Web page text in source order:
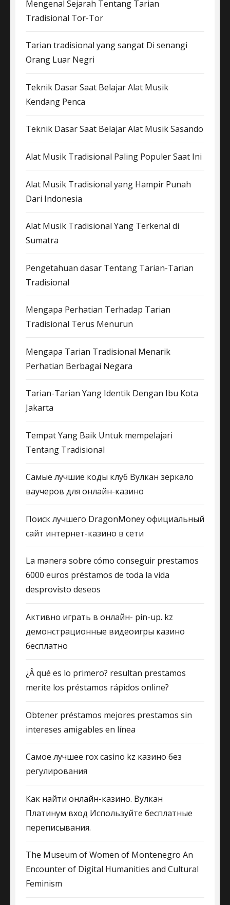
Mengenal Sejarah Tentang Tarian
Tradisional Tor-Tor
Tarian tradisional yang sangat Di senangi
Orang Luar Negri
Teknik Dasar Saat Belajar Alat Musik
Kendang Penca
Teknik Dasar Saat Belajar Alat Musik Sasando
Alat Musik Tradisional Paling Populer Saat Ini
Alat Musik Tradisional yang Hampir Punah
Dari Indonesia
Alat Musik Tradisional Yang Terkenal di
Sumatra
Pengetahuan dasar Tentang Tarian-Tarian
Tradisional
Mengapa Perhatian Terhadap Tarian
Tradisional Terus Menurun
Mengapa Tarian Tradisional Menarik
Perhatian Berbagai Negara
Tarian-Tarian Yang Identik Dengan Ibu Kota
Jakarta
Tempat Yang Baik Untuk mempelajari
Tentang Tradisional
Самые лучшие коды клуб Вулкан зеркало
ваучеров для онлайн-казино
Поиск лучшего DragonMoney официальный
сайт интернет-казино в сети
La manera sobre cómo conseguir prestamos
6000 euros préstamos de toda la vida
desprovisto deseos
Активно играть в онлайн- pin-up. kz
демонстрационные видеоигры казино
бесплатно
¿Â qué es lo primero? resultan prestamos
merite los préstamos rápidos online?
Obtener préstamos mejores prestamos sin
intereses amigables en línea
Самое лучшее rox casino kz казино без
регулирования
Как найти онлайн-казино. Вулкан
Платинум вход Используйте бесплатные
переписывания.
The Museum of Women of Montenegro An
Encounter of Digital Humanities and Cultural
Feminism